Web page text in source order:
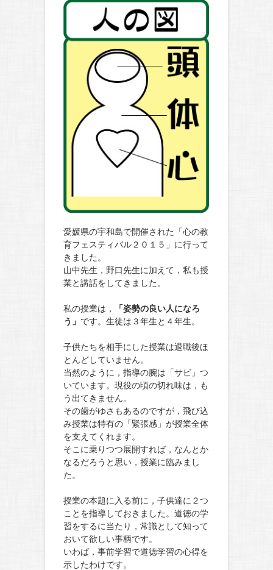
愛媛県の宇和島で開催された「心の教
育フェスティバル２０１５」に行って
きました。
山中先生，野口先生に加えて，私も授
業と講話をしてきました。
私の授業は，
「姿勢の良い人になろ
う」 です。生徒は３年生と４年生。
子供たちを相手にした授業は退職後ほ
とんどしていません。
当然のように，指導の腕は「サビ」つ
いています。現役の頃の切れ味は，も
う出てきません。
その歯がゆさもあるのですが，飛び込
み授業は特有の「緊張感」が授業全体
を支えてくれます。
そこに乗りつつ展開すれば，なんとか
なるだろうと思い，授業に臨みまし
た。
授業の本題に入る前に，子供達に２つ
ことを指導しておきました。道徳の学
習をするに当たり，常識として知って
おいて欲しい事柄です。
いわば，事前学習で道徳学習の心得を
示したわけです。